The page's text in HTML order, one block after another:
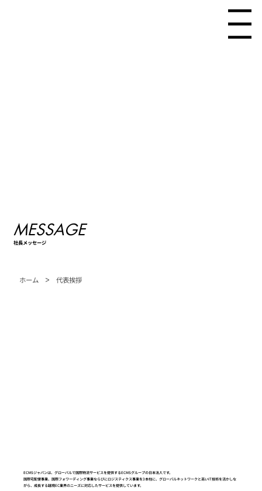
Menu
MESSAGE
社長メッセージ
ホーム > 代表挨拶
ECMSジャパンは、グローバルで国際物流サービスを提供するECMSグループの日本法人です。
国際宅配便事業、国際フォワーディング事業ならびにロジスティクス事業を3本柱に、グローバルネットワークと高いIT技術を活かしな
がら、成長する越境EC業界のニーズに対応したサービスを提供しています。